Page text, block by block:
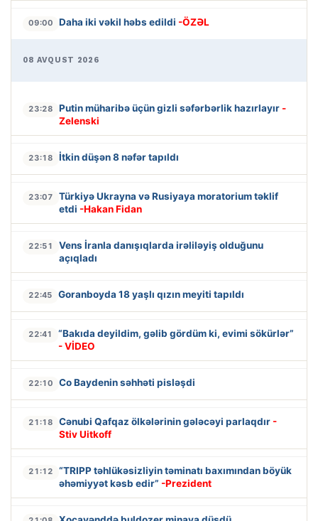
09:00 Daha iki vəkil həbs edildi -ÖZƏL
08 AVQUST 2026
23:28 Putin müharibə üçün gizli səfərbərlik hazırlayır -
Zelenski
23:18 İtkin düşən 8 nəfər tapıldı
23:07
Türkiyə Ukrayna və Rusiyaya moratorium təklif
etdi -Hakan Fidan
22:51
Vens İranla danışıqlarda irəliləyiş olduğunu
açıqladı
22:45 Goranboyda 18 yaşlı qızın meyiti tapıldı
22:41
“Bakıda deyildim, gəlib gördüm ki, evimi sökürlər”
- VİDEO
22:10 Co Baydenin səhhəti pisləşdi
21:18 Cənubi Qafqaz ölkələrinin gələcəyi parlaqdır -
Stiv Uitkoff
21:12
“TRIPP təhlükəsizliyin təminatı baxımından böyük
əhəmiyyət kəsb edir” -Prezident